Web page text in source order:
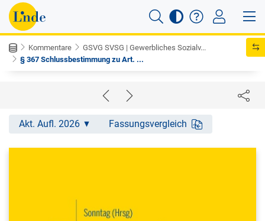
Kommentare
GSVG SVSG | Gewerbliches Sozialv...
§ 367 Schlussbestimmung zu Art. ...
Akt. Aufl. 2026 Fassungsvergleich